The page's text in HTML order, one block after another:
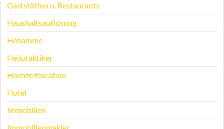
Gaststätten u. Restaurants
Haushaltsauflösung
Hebamme
Heilpraktiker
Hochzeitlocation
Hotel
Immobilien